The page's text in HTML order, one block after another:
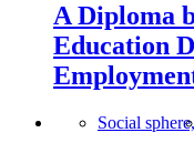
A Diploma
Education
Social sphere,